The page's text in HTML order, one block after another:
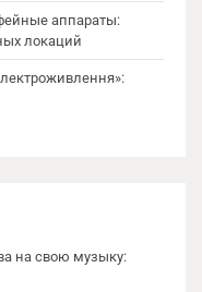
аппараты:
локаций
на свою музыку: